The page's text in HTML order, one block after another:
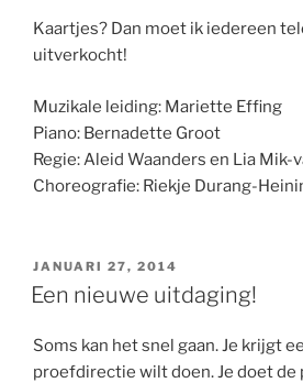
Kaartjes? Dan moet ik iedereen
uitverkocht!
Muzikale leiding: Mariette Effing
Piano: Bernadette Groot
Regie: Aleid Waanders en Lia Mik-
Choreografie: Riekje Durang-
GEPLAATST
OP
JANUARI 27, 2014
Een nieuwe uitdaging!
Soms kan het snel gaan. Je krijgt
proefdirectie wilt doen. Je doet